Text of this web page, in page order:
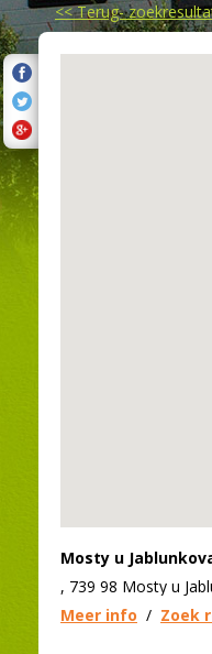
<<Terug-
Mosty u
, 739 98 Mosty u
Meer info / Zoek